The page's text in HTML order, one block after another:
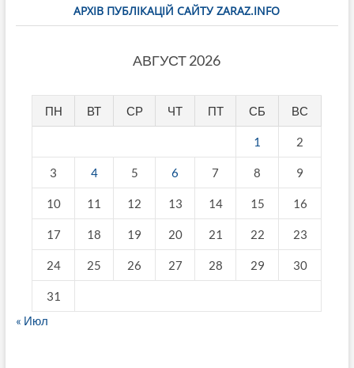
АРХІВ ПУБЛІКАЦІЙ САЙТУ ZARAZ.INFO
АВГУСТ 2026
ПН ВТ СР ЧТ ПТ СБ ВС
1 2
3 4 5 6 7 8 9
10 11 12 13 14 15 16
17 18 19 20 21 22 23
24 25 26 27 28 29 30
31
« Июл